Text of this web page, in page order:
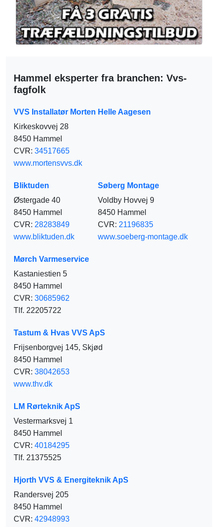
Hammel eksperter fra branchen: Vvs-
fagfolk
VVS Installatør Morten Helle Aagesen
Kirkeskovvej 28
8450 Hammel
CVR: 34517665
www.mortensvvs.dk
Bliktuden
Østergade 40
8450 Hammel
CVR: 28283849
www.bliktuden.dk
Søberg Montage
Voldby Hovvej 9
8450 Hammel
CVR: 21196835
www.soeberg-montage.dk
Mørch Varmeservice
Kastaniestien 5
8450 Hammel
CVR: 30685962
Tlf. 22205722
Tastum & Hvas VVS ApS
Frijsenborgvej 145, Skjød
8450 Hammel
CVR: 38042653
www.thv.dk
LM Rørteknik ApS
Vestermarksvej 1
8450 Hammel
CVR: 40184295
Tlf. 21375525
Hjorth VVS & Energiteknik ApS
Randersvej 205
8450 Hammel
CVR: 42948993